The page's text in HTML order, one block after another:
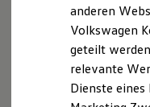
Laden
Laden
Batterie
Garantie
Servicetermin
anderen
Volkswagen
geteilt
relevante
Dienste